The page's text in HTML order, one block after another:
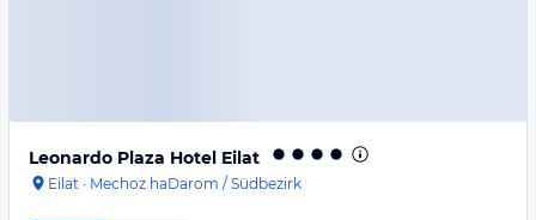
Leonardo Plaza Hotel Eilat
Eilat · Mechoz haDarom / Südbezirk